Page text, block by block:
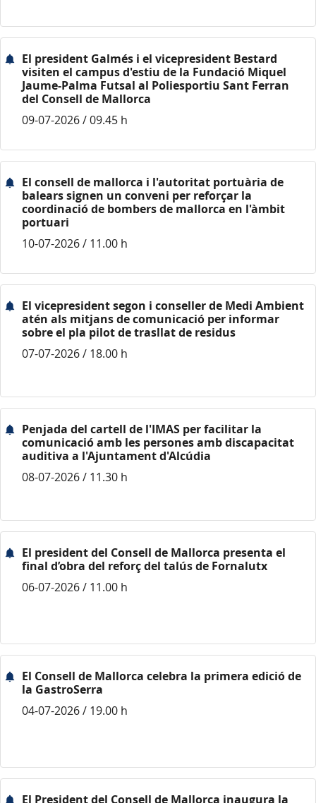
El president Galmés i el vicepresident Bestard
visiten el campus d'estiu de la Fundació Miquel
Jaume-Palma Futsal al Poliesportiu Sant Ferran
del Consell de Mallorca
09-07-2026 / 09.45 h
El consell de mallorca i l'autoritat portuària de
balears signen un conveni per reforçar la
coordinació de bombers de mallorca en l'àmbit
portuari
10-07-2026 / 11.00 h
El vicepresident segon i conseller de Medi Ambient
atén als mitjans de comunicació per informar
sobre el pla pilot de trasllat de residus
07-07-2026 / 18.00 h
Penjada del cartell de l'IMAS per facilitar la
comunicació amb les persones amb discapacitat
auditiva a l'Ajuntament d'Alcúdia
08-07-2026 / 11.30 h
El president del Consell de Mallorca presenta el
final d’obra del reforç del talús de Fornalutx
06-07-2026 / 11.00 h
El Consell de Mallorca celebra la primera edició de
la GastroSerra
04-07-2026 / 19.00 h
El President del Consell de Mallorca inaugura la